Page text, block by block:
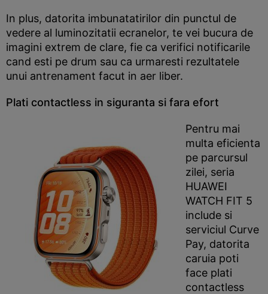
In plus, datorita imbunatatirilor din punctul de
vedere al luminozitatii ecranelor, te vei bucura de
imagini extrem de clare, fie ca verifici notificarile
cand esti pe drum sau ca urmaresti rezultatele
unui antrenament facut in aer liber.
Plati contactless in siguranta si fara efort
Pentru mai
multa eficienta
pe parcursul
zilei, seria
HUAWEI
WATCH FIT 5
include si
serviciul Curve
Pay, datorita
caruia poti
face plati
contactless